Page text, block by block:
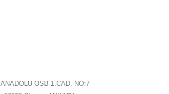
ANADOLU OSB 1.CAD. NO:7